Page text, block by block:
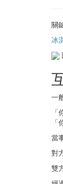
關
冰
一
當
對
雙